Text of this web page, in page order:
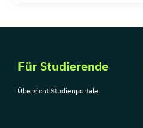
Für Studierende
Übersicht Studienportale